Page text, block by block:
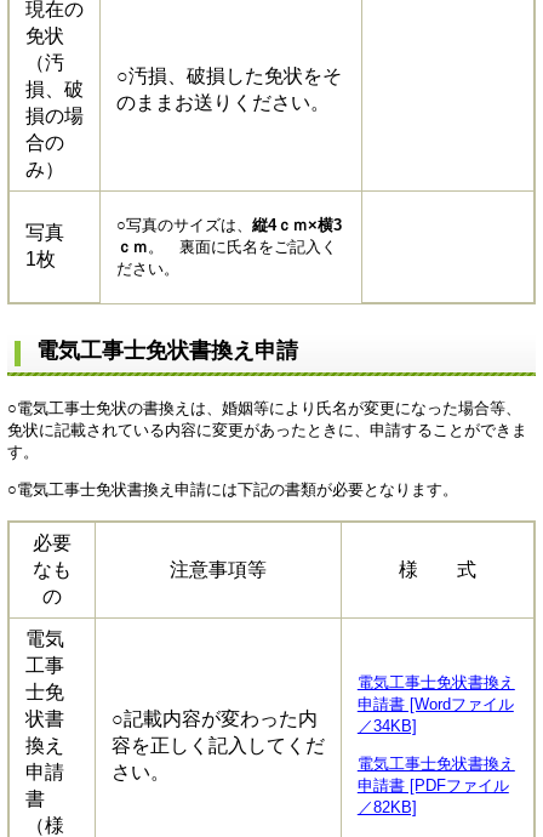
現在の
免状
（汚
損、破
損の場
合の
み）
○汚損、破損した免状をそ
のままお送りください。
写真
1枚
○写真のサイズは、 縦4ｃｍ×横3
ｃｍ。 裏面に氏名をご記入く
ださい。
電気工事士免状書換え申請
○電気工事士免状の書換えは、婚姻等により氏名が変更になった場合等、
免状に記載されている内容に変更があったときに、申請することができま
す。
○電気工事士免状書換え申請には下記の書類が必要となります。
必要
なも
の
注意事項等 様 式
電気
工事
士免
状書
換え
申請
書
（様
○記載内容が変わった内
容を正しく記入してくだ
さい。
電気工事士免状書換え
申請書 [Wordファイル
／34KB]
電気工事士免状書換え
申請書 [PDFファイル
／82KB]